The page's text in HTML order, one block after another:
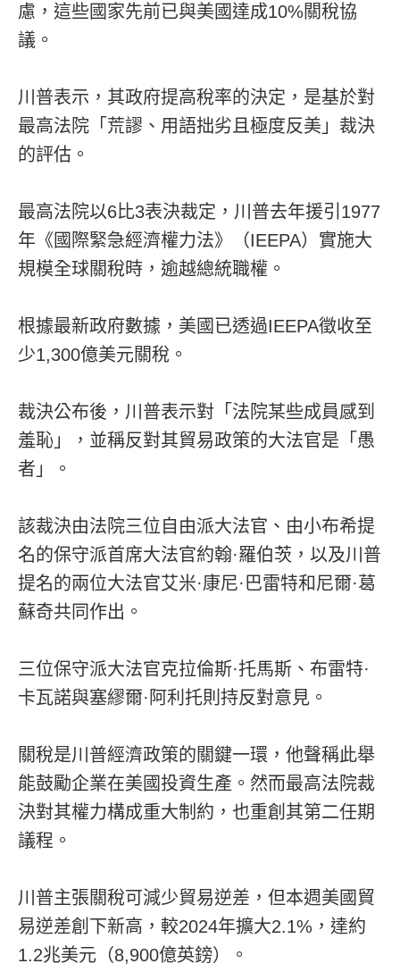
慮，這些國家先前已與美國達成10%關稅協
議。
川普表示，其政府提高稅率的決定，是基於對
最高法院「荒謬、用語拙劣且極度反美」裁決
的評估。
最高法院以6比3表決裁定，川普去年援引1977
年《國際緊急經濟權力法》（IEEPA）實施大
規模全球關稅時，逾越總統職權。
根據最新政府數據，美國已透過IEEPA徵收至
少1,300億美元關稅。
裁決公布後，川普表示對「法院某些成員感到
羞恥」，並稱反對其貿易政策的大法官是「愚
者」。
該裁決由法院三位自由派大法官、由小布希提
名的保守派首席大法官約翰·羅伯茨，以及川普
提名的兩位大法官艾米·康尼·巴雷特和尼爾·葛
蘇奇共同作出。
三位保守派大法官克拉倫斯·托馬斯、布雷特·
卡瓦諾與塞繆爾·阿利托則持反對意見。
關稅是川普經濟政策的關鍵一環，他聲稱此舉
能鼓勵企業在美國投資生產。然而最高法院裁
決對其權力構成重大制約，也重創其第二任期
議程。
川普主張關稅可減少貿易逆差，但本週美國貿
易逆差創下新高，較2024年擴大2.1%，達約
1.2兆美元（8,900億英鎊）。